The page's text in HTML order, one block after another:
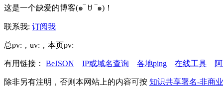
这是一个缺爱的博客(๑‾ ꇴ ‾๑)！
联系我: 订阅我
总pv: ，uv: ，本页pv:
有用链接： BeJSON IP或域名查询 各地ping 在线工具
除非另有注明，否则本网站上的内容可按 知识共享署名-非商